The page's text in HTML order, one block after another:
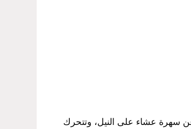
سهرة عشاء على النيل، وتتحرك